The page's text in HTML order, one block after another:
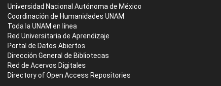
Universidad Nacional Autónoma de México
Coordinación de Humanidades UNAM
Toda la UNAM en línea
Red Universitaria de Aprendizaje
Portal de Datos Abiertos
Dirección General de Bibliotecas
Red de Acervos Digitales
Directory of Open Access Repositories